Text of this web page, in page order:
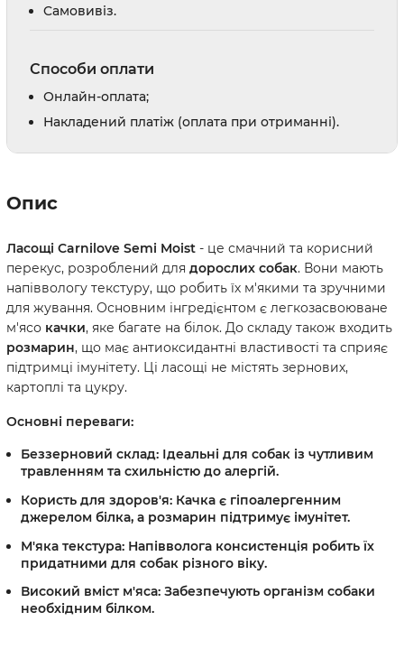
Cамовивіз.
Способи оплати
Онлайн-оплата;
Накладений платіж (оплата при отриманні).
Опис
Ласощі Carnilove Semi Moist - це смачний та корисний
перекус, розроблений для дорослих собак. Вони мають
напіввологу текстуру, що робить їх м'якими та зручними
для жування. Основним інгредієнтом є легкозасвоюване
м'ясо качки, яке багате на білок. До складу також входить
розмарин, що має антиоксидантні властивості та сприяє
підтримці імунітету. Ці ласощі не містять зернових,
картоплі та цукру.
Основні переваги:
Беззерновий склад: Ідеальні для собак із чутливим
травленням та схильністю до алергій.
Користь для здоров'я: Качка є гіпоалергенним
джерелом білка, а розмарин підтримує імунітет.
М'яка текстура: Напівволога консистенція робить їх
придатними для собак різного віку.
Високий вміст м'яса: Забезпечують організм собаки
необхідним білком.